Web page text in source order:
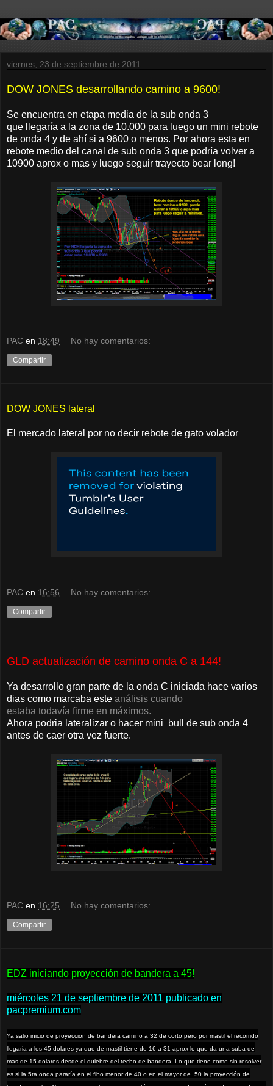
viernes, 23 de septiembre de 2011
DOW JONES desarrollando camino a 9600!
Se encuentra en etapa media de la sub onda 3
que llegaría a la zona de 10.000 para luego un mini rebote
de onda 4 y de ahí si a 9600 o menos. Por ahora esta en
rebote medio del canal de sub onda 3 que podría volver a
10900 aprox o mas y luego seguir trayecto bear long!
PAC en 18:49 No hay comentarios:
Compartir
DOW JONES lateral
El mercado lateral por no decir rebote de gato volador
PAC en 16:56 No hay comentarios:
Compartir
GLD actualización de camino onda C a 144!
Ya desarrollo gran parte de la onda C iniciada hace varios
dias como marcaba este análisis cuando
estaba todavía firme en máximos.
Ahora podria lateralizar o hacer mini bull de sub onda 4
antes de caer otra vez fuerte.
PAC en 16:25 No hay comentarios:
Compartir
EDZ iniciando proyección de bandera a 45!
miércoles 21 de septiembre de 2011 publicado en
pacpremium.com
Ya salio inicio de proyeccion de bandera camino a 32 de corto pero por mastil el recorrido
llegaria a los 45 dolares ya que de mastil tiene de 16 a 31 aprox lo que da una suba de
mas de 15 dolares desde el quiebre del techo de bandera. Lo que tiene como sin resolver
es si la 5ta onda pararía en el fibo menor de 40 o en el mayor de 50 la proyección de